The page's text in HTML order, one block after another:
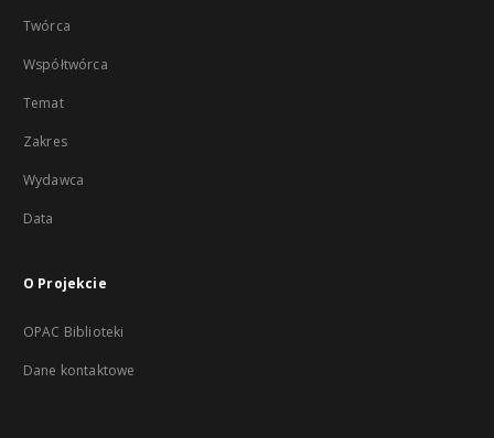
Twórca
Współtwórca
Temat
Zakres
Wydawca
Data
O Projekcie
OPAC Biblioteki
Dane kontaktowe